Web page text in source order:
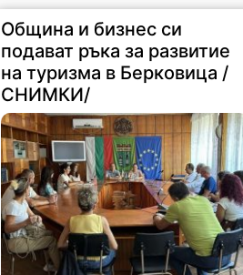
Община и бизнес си
подават ръка за развитие
на туризма в Берковица /
СНИМКИ/